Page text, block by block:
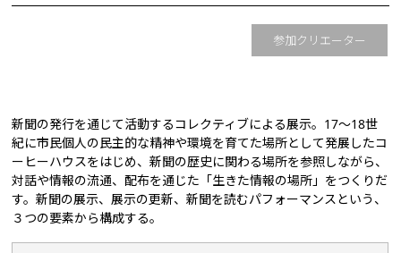
参加クリエーター
新聞の発行を通じて活動するコレクティブによる展示。17～18世
紀に市民個人の民主的な精神や環境を育てた場所として発展したコ
ーヒーハウスをはじめ、新聞の歴史に関わる場所を参照しながら、
対話や情報の流通、配布を通じた「生きた情報の場所」をつくりだ
す。新聞の展示、展示の更新、新聞を読むパフォーマンスという、
３つの要素から構成する。